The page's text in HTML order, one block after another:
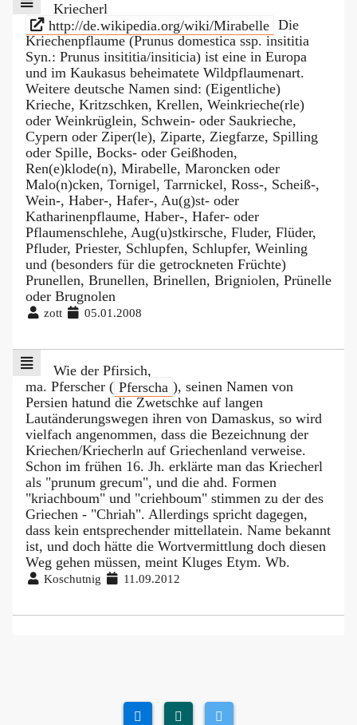
Kriecherl
http://de.wikipedia.org/wiki/Mirabelle Die
Kriechenpflaume (Prunus domestica ssp. insititia
Syn.: Prunus insititia/insiticia) ist eine in Europa
und im Kaukasus beheimatete Wildpflaumenart.
Weitere deutsche Namen sind: (Eigentliche)
Krieche, Kritzschken, Krellen, Weinkrieche(rle)
oder Weinkrüglein, Schwein- oder Saukrieche,
Cypern oder Ziper(le), Ziparte, Ziegfarze, Spilling
oder Spille, Bocks- oder Geißhoden,
Ren(e)klode(n), Mirabelle, Maroncken oder
Malo(n)cken, Tornigel, Tarrnickel, Ross-, Scheiß-,
Wein-, Haber-, Hafer-, Au(g)st- oder
Katharinenpflaume, Haber-, Hafer- oder
Pflaumenschlehe, Aug(u)stkirsche, Fluder, Flüder,
Pfluder, Priester, Schlupfen, Schlupfer, Weinling
und (besonders für die getrockneten Früchte)
Prunellen, Brunellen, Brinellen, Brigniolen, Prünelle
oder Brugnolen
zott 05.01.2008
Wie der Pfirsich,
ma. Pferscher ( Pferscha ), seinen Namen von
Persien hatund die Zwetschke auf langen
Lautänderungswegen ihren von Damaskus, so wird
vielfach angenommen, dass die Bezeichnung der
Kriechen/Kriecherln auf Griechenland verweise.
Schon im frühen 16. Jh. erklärte man das Kriecherl
als "prunum grecum", und die ahd. Formen
"kriachboum" und "criehboum" stimmen zu der des
Griechen - "Chriah". Allerdings spricht dagegen,
dass kein entsprechender mittellatein. Name bekannt
ist, und doch hätte die Wortvermittlung doch diesen
Weg gehen müssen, meint Kluges Etym. Wb.
Koschutnig 11.09.2012